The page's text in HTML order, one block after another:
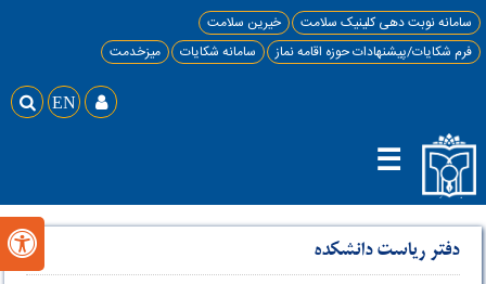
سامانه نوبت دهی کلینیک سلامت
خیرین سلامت
فرم شکایات/پیشنهادات حوزه اقامه نماز
سامانه شکایات میزخدمت
 EN 
☰
دفتر ریاست دانشکده 